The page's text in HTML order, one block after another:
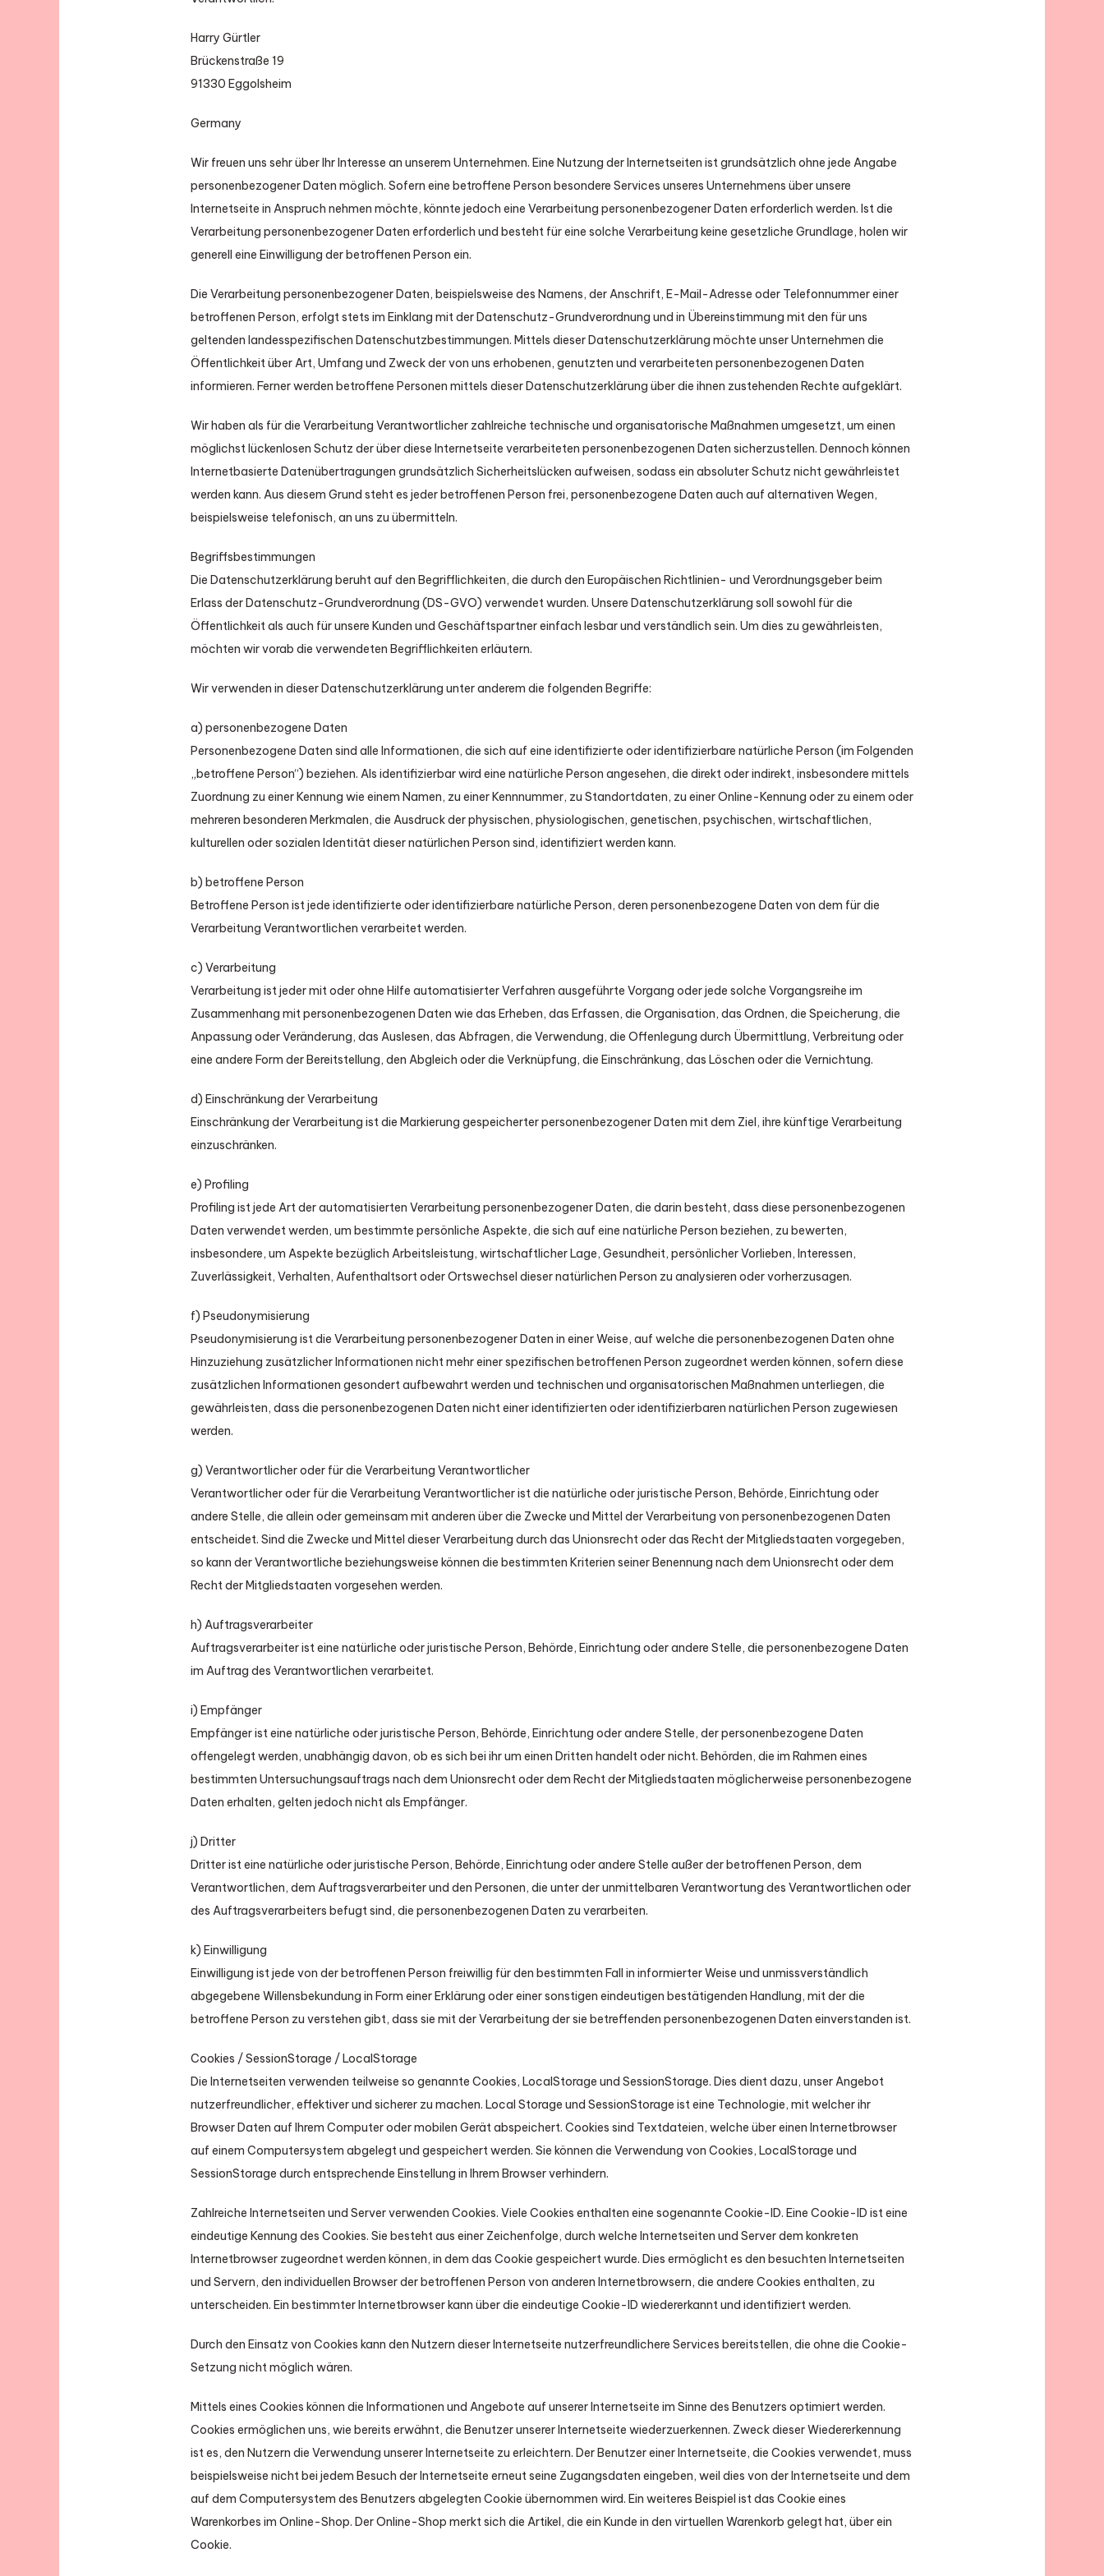
Harry Gürtler
Brückenstraße 19
91330 Eggolsheim
Germany
Wir freuen uns sehr über Ihr Interesse an unserem Unternehmen. Eine Nutzung der Internetseiten ist grundsätzlich ohne jede Angabe
personenbezogener Daten möglich. Sofern eine betroffene Person besondere Services unseres Unternehmens über unsere
Internetseite in Anspruch nehmen möchte, könnte jedoch eine Verarbeitung personenbezogener Daten erforderlich werden. Ist die
Verarbeitung personenbezogener Daten erforderlich und besteht für eine solche Verarbeitung keine gesetzliche Grundlage, holen wir
generell eine Einwilligung der betroffenen Person ein.
Die Verarbeitung personenbezogener Daten, beispielsweise des Namens, der Anschrift, E-Mail-Adresse oder Telefonnummer einer
betroffenen Person, erfolgt stets im Einklang mit der Datenschutz-Grundverordnung und in Übereinstimmung mit den für uns
geltenden landesspezifischen Datenschutzbestimmungen. Mittels dieser Datenschutzerklärung möchte unser Unternehmen die
Öffentlichkeit über Art, Umfang und Zweck der von uns erhobenen, genutzten und verarbeiteten personenbezogenen Daten
informieren. Ferner werden betroffene Personen mittels dieser Datenschutzerklärung über die ihnen zustehenden Rechte aufgeklärt.
Wir haben als für die Verarbeitung Verantwortlicher zahlreiche technische und organisatorische Maßnahmen umgesetzt, um einen
möglichst lückenlosen Schutz der über diese Internetseite verarbeiteten personenbezogenen Daten sicherzustellen. Dennoch können
Internetbasierte Datenübertragungen grundsätzlich Sicherheitslücken aufweisen, sodass ein absoluter Schutz nicht gewährleistet
werden kann. Aus diesem Grund steht es jeder betroffenen Person frei, personenbezogene Daten auch auf alternativen Wegen,
beispielsweise telefonisch, an uns zu übermitteln.
Begriffsbestimmungen
Die Datenschutzerklärung beruht auf den Begrifflichkeiten, die durch den Europäischen Richtlinien- und Verordnungsgeber beim
Erlass der Datenschutz-Grundverordnung (DS-GVO) verwendet wurden. Unsere Datenschutzerklärung soll sowohl für die
Öffentlichkeit als auch für unsere Kunden und Geschäftspartner einfach lesbar und verständlich sein. Um dies zu gewährleisten,
möchten wir vorab die verwendeten Begrifflichkeiten erläutern.
Wir verwenden in dieser Datenschutzerklärung unter anderem die folgenden Begriffe:
a) personenbezogene Daten
Personenbezogene Daten sind alle Informationen, die sich auf eine identifizierte oder identifizierbare natürliche Person (im Folgenden
„betroffene Person“) beziehen. Als identifizierbar wird eine natürliche Person angesehen, die direkt oder indirekt, insbesondere mittels
Zuordnung zu einer Kennung wie einem Namen, zu einer Kennnummer, zu Standortdaten, zu einer Online-Kennung oder zu einem oder
mehreren besonderen Merkmalen, die Ausdruck der physischen, physiologischen, genetischen, psychischen, wirtschaftlichen,
kulturellen oder sozialen Identität dieser natürlichen Person sind, identifiziert werden kann.
b) betroffene Person
Betroffene Person ist jede identifizierte oder identifizierbare natürliche Person, deren personenbezogene Daten von dem für die
Verarbeitung Verantwortlichen verarbeitet werden.
c) Verarbeitung
Verarbeitung ist jeder mit oder ohne Hilfe automatisierter Verfahren ausgeführte Vorgang oder jede solche Vorgangsreihe im
Zusammenhang mit personenbezogenen Daten wie das Erheben, das Erfassen, die Organisation, das Ordnen, die Speicherung, die
Anpassung oder Veränderung, das Auslesen, das Abfragen, die Verwendung, die Offenlegung durch Übermittlung, Verbreitung oder
eine andere Form der Bereitstellung, den Abgleich oder die Verknüpfung, die Einschränkung, das Löschen oder die Vernichtung.
d) Einschränkung der Verarbeitung
Einschränkung der Verarbeitung ist die Markierung gespeicherter personenbezogener Daten mit dem Ziel, ihre künftige Verarbeitung
einzuschränken.
e) Profiling
Profiling ist jede Art der automatisierten Verarbeitung personenbezogener Daten, die darin besteht, dass diese personenbezogenen
Daten verwendet werden, um bestimmte persönliche Aspekte, die sich auf eine natürliche Person beziehen, zu bewerten,
insbesondere, um Aspekte bezüglich Arbeitsleistung, wirtschaftlicher Lage, Gesundheit, persönlicher Vorlieben, Interessen,
Zuverlässigkeit, Verhalten, Aufenthaltsort oder Ortswechsel dieser natürlichen Person zu analysieren oder vorherzusagen.
f) Pseudonymisierung
Pseudonymisierung ist die Verarbeitung personenbezogener Daten in einer Weise, auf welche die personenbezogenen Daten ohne
Hinzuziehung zusätzlicher Informationen nicht mehr einer spezifischen betroffenen Person zugeordnet werden können, sofern diese
zusätzlichen Informationen gesondert aufbewahrt werden und technischen und organisatorischen Maßnahmen unterliegen, die
gewährleisten, dass die personenbezogenen Daten nicht einer identifizierten oder identifizierbaren natürlichen Person zugewiesen
werden.
g) Verantwortlicher oder für die Verarbeitung Verantwortlicher
Verantwortlicher oder für die Verarbeitung Verantwortlicher ist die natürliche oder juristische Person, Behörde, Einrichtung oder
andere Stelle, die allein oder gemeinsam mit anderen über die Zwecke und Mittel der Verarbeitung von personenbezogenen Daten
entscheidet. Sind die Zwecke und Mittel dieser Verarbeitung durch das Unionsrecht oder das Recht der Mitgliedstaaten vorgegeben,
so kann der Verantwortliche beziehungsweise können die bestimmten Kriterien seiner Benennung nach dem Unionsrecht oder dem
Recht der Mitgliedstaaten vorgesehen werden.
h) Auftragsverarbeiter
Auftragsverarbeiter ist eine natürliche oder juristische Person, Behörde, Einrichtung oder andere Stelle, die personenbezogene Daten
im Auftrag des Verantwortlichen verarbeitet.
i) Empfänger
Empfänger ist eine natürliche oder juristische Person, Behörde, Einrichtung oder andere Stelle, der personenbezogene Daten
offengelegt werden, unabhängig davon, ob es sich bei ihr um einen Dritten handelt oder nicht. Behörden, die im Rahmen eines
bestimmten Untersuchungsauftrags nach dem Unionsrecht oder dem Recht der Mitgliedstaaten möglicherweise personenbezogene
Daten erhalten, gelten jedoch nicht als Empfänger.
j) Dritter
Dritter ist eine natürliche oder juristische Person, Behörde, Einrichtung oder andere Stelle außer der betroffenen Person, dem
Verantwortlichen, dem Auftragsverarbeiter und den Personen, die unter der unmittelbaren Verantwortung des Verantwortlichen oder
des Auftragsverarbeiters befugt sind, die personenbezogenen Daten zu verarbeiten.
k) Einwilligung
Einwilligung ist jede von der betroffenen Person freiwillig für den bestimmten Fall in informierter Weise und unmissverständlich
abgegebene Willensbekundung in Form einer Erklärung oder einer sonstigen eindeutigen bestätigenden Handlung, mit der die
betroffene Person zu verstehen gibt, dass sie mit der Verarbeitung der sie betreffenden personenbezogenen Daten einverstanden ist.
Cookies / SessionStorage / LocalStorage
Die Internetseiten verwenden teilweise so genannte Cookies, LocalStorage und SessionStorage. Dies dient dazu, unser Angebot
nutzerfreundlicher, effektiver und sicherer zu machen. Local Storage und SessionStorage ist eine Technologie, mit welcher ihr
Browser Daten auf Ihrem Computer oder mobilen Gerät abspeichert. Cookies sind Textdateien, welche über einen Internetbrowser
auf einem Computersystem abgelegt und gespeichert werden. Sie können die Verwendung von Cookies, LocalStorage und
SessionStorage durch entsprechende Einstellung in Ihrem Browser verhindern.
Zahlreiche Internetseiten und Server verwenden Cookies. Viele Cookies enthalten eine sogenannte Cookie-ID. Eine Cookie-ID ist eine
eindeutige Kennung des Cookies. Sie besteht aus einer Zeichenfolge, durch welche Internetseiten und Server dem konkreten
Internetbrowser zugeordnet werden können, in dem das Cookie gespeichert wurde. Dies ermöglicht es den besuchten Internetseiten
und Servern, den individuellen Browser der betroffenen Person von anderen Internetbrowsern, die andere Cookies enthalten, zu
unterscheiden. Ein bestimmter Internetbrowser kann über die eindeutige Cookie-ID wiedererkannt und identifiziert werden.
Durch den Einsatz von Cookies kann den Nutzern dieser Internetseite nutzerfreundlichere Services bereitstellen, die ohne die Cookie-
Setzung nicht möglich wären.
Mittels eines Cookies können die Informationen und Angebote auf unserer Internetseite im Sinne des Benutzers optimiert werden.
Cookies ermöglichen uns, wie bereits erwähnt, die Benutzer unserer Internetseite wiederzuerkennen. Zweck dieser Wiedererkennung
ist es, den Nutzern die Verwendung unserer Internetseite zu erleichtern. Der Benutzer einer Internetseite, die Cookies verwendet, muss
beispielsweise nicht bei jedem Besuch der Internetseite erneut seine Zugangsdaten eingeben, weil dies von der Internetseite und dem
auf dem Computersystem des Benutzers abgelegten Cookie übernommen wird. Ein weiteres Beispiel ist das Cookie eines
Warenkorbes im Online-Shop. Der Online-Shop merkt sich die Artikel, die ein Kunde in den virtuellen Warenkorb gelegt hat, über ein
Cookie.